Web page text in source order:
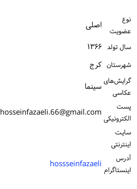
نوع
عضویت
اصلی
سال تولد ۱۳۶۶
شهرستان كرج
گرایش‌های
عکاسی
سینما
پست
الكترونیكی hosseinfazaeli.66@gmail.com
سایت
اینترنتی
آدرس
اینستاگرام hossseinfazaeli